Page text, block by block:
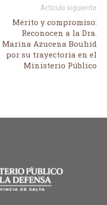
Artículo siguiente
Mérito y compromiso:
Reconocen a la Dra.
Marina Azucena Bouhid
por su trayectoria en el
Ministerio Público